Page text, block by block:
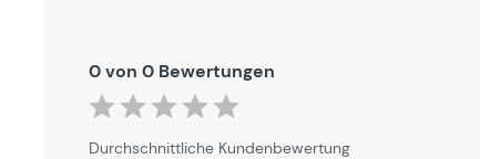
0 von 0 Bewertungen
Durchschnittliche Bewertung von 0 von 5 Sternen
Durchschnittliche Kundenbewertung